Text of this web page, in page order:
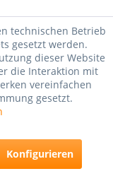
technischen Betrieb
gesetzt werden.
dieser Website
die Interaktion mit
vereinfachen
gesetzt.
Konfigurieren